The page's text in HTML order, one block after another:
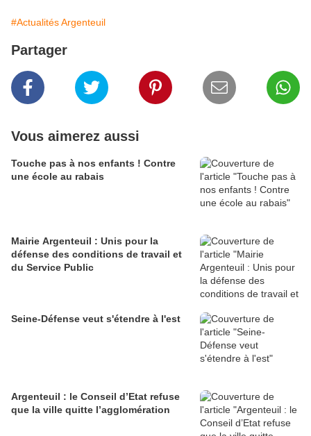
#Actualités Argenteuil
Partager
Vous aimerez aussi
Touche pas à nos enfants ! Contre
une école au rabais
Mairie Argenteuil : Unis pour la
défense des conditions de travail et
du Service Public
Seine-Défense veut s'étendre à l'est
Argenteuil : le Conseil d’Etat refuse
que la ville quitte l’agglomération